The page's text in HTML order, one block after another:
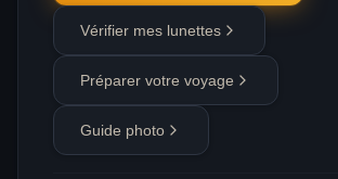
Vérifier mes lunettes
Préparer votre voyage
Guide photo